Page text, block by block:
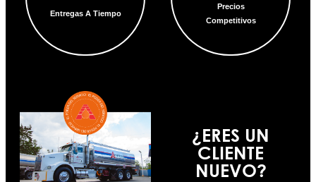
Entregas A Tiempo
Precios
Competitivos
¿ERES UN
CLIENTE
NUEVO?